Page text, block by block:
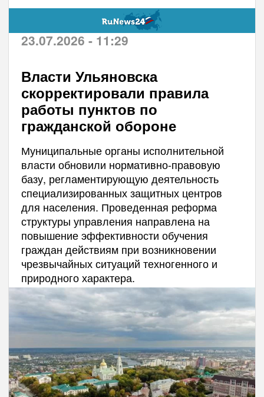
23.07.2026 - 11:29
Власти Ульяновска
скорректировали правила
работы пунктов по
гражданской обороне
Муниципальные органы исполнительной
власти обновили нормативно-правовую
базу, регламентирующую деятельность
специализированных защитных центров
для населения. Проведенная реформа
структуры управления направлена на
повышение эффективности обучения
граждан действиям при возникновении
чрезвычайных ситуаций техногенного и
природного характера.